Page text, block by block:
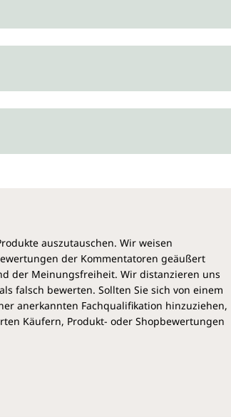
auszutauschen. Wir weisen
der Kommentatoren geäußert
der Meinungsfreiheit. Wir distanzieren uns
falsch bewerten. Sollten Sie sich von einem
anerkannten Fachqualifikation hinzuziehen,
Käufern, Produkt- oder Shopbewertungen